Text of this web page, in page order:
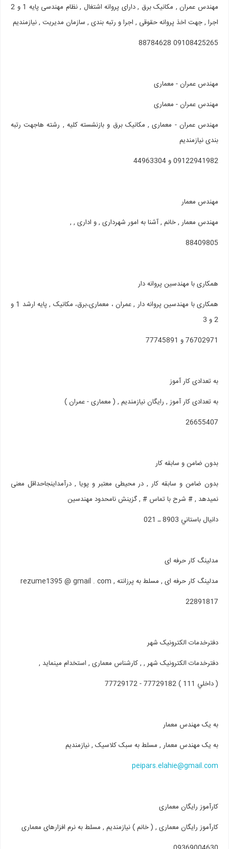
مهندس عمران , مکانیک برق , دارای پروانه اشتغال , نظام مهندسی پایه 1 و 2
اجرا , جهت اخذ پروانه حقوقی , اجرا و رتبه بندی , سازمان مدیریت , نیازمندیم
09108425265 88784628
مهندس عمران - معماری
مهندس عمران - معماری
مهندس عمران - معماری , مکانیک برق و بازنشسته کلیه , رشته هاجهت رتبه
بندی نیازمندیم
09122941982 و 44963304
مهندس معمار
مهندس معمار , خانم , آشنا به امور شهرداری , و اداری , ,
88409805
همکاری با مهندسین پروانه دار
همکاری با مهندسین پروانه دار , عمران ، معماری،برق، مکانیک , پایه ارشد 1 و
76702971 و 77745891
به تعدادی کار آموز
به تعدادی کار آموز , رایگان نیازمندیم , ( معماری - عمران )
26655407
بدون ضامن و سابقه کار
بدون ضامن و سابقه کار , در محیطی معتبر و پویا , درآمداینجاحداقل معنی
نمیدهد , # شرح با تماس # , گزینش نامحدود مهندسین
دانيال باستاني 8903 ـ 021
مدلینگ کار حرفه ای
مدلینگ کار حرفه ای , مسلط به پرزانته , rezume1395 @ gmail . com
22891817
دفترخدمات الکترونیک شهر
دفترخدمات الکترونیک شهر , , کارشناس معماری , استخدام مینماید ,
( داخلي 111 ) 77729182 - 77729172
به یک مهندس معمار
به یک مهندس معمار , مسلط به سبک کلاسیک , نیازمندیم
peipars.elahie@gmail.com
کارآموز رایگان معماری
کارآموز رایگان معماری , ( خانم ) نیازمندیم , مسلط به نرم افزارهای معماری